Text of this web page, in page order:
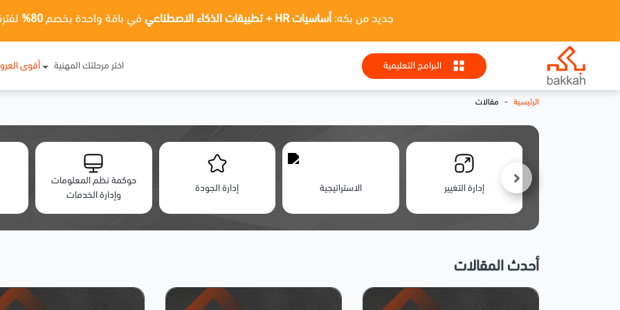
جديد من بكه: أساسيات HR + تطبيقات الذكاء الاصطناعي في باقة واحدة بخصم 80%
البرامج التعليمية اختر مرحلتك المهنية أقوى
الرئيسية - مقالات
حوكمة نظم المعلومات
وإدارة الخدمات
إدارة الجودة الاستراتيجية إدارة التغيير
أحدث المقالات